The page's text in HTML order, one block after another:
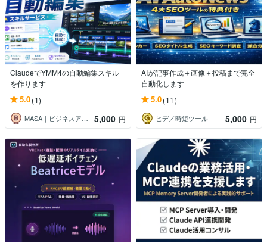
ClaudeでYMM4の自動編集スキル
を作ります
5.0(1)
MASA｜ビジネスアニメーション制作 5,000 円
AIが記事作成＋画像＋投稿まで完全
自動化します
5.0(11)
ヒデ／時短ツール 5,000 円